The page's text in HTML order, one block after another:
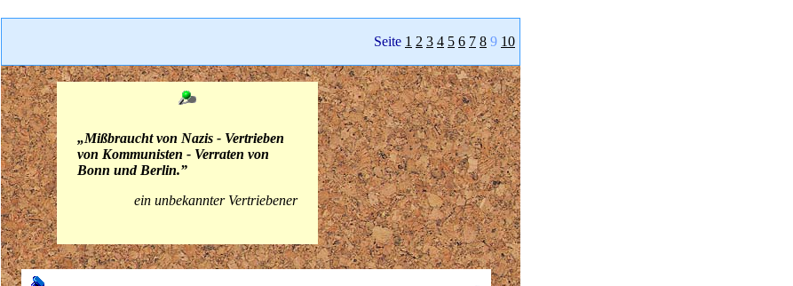
Seite 1 2 3 4 5 6 7 8 9 10
„Mißbraucht von Nazis - Vertrieben
von Kommunisten - Verraten von
Bonn und Berlin.”
ein unbekannter Vertriebener